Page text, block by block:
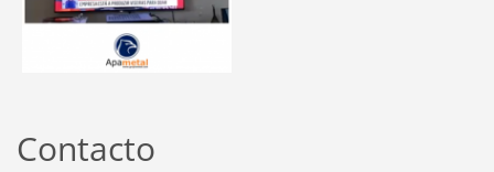
Contacto